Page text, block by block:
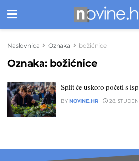
Naslovnica Oznaka božićnice
Oznaka: božićnice
Split će uskoro početi s
BY NOVINE.HR 28.